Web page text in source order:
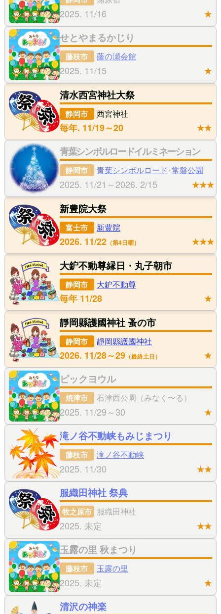
2025. 11/16 ★
せとやまるかじり
藤枝市 藤の瀬会館
2025. 11/15 ★
清水西宮神社大祭
静岡市 西宮神社
毎年. 11/19～20 ★★
青葉シンボルロードイルミネーション
静岡市 青葉シンボルロード ･常磐公園
2025. 11/21～2026. 2/15 ★★★
新豊院大祭
富士市 新豊院
2026. 11/22 第4日曜 ★★★
大鈩不動尊縁日・丸子朝市
静岡市 大鈩不動尊
毎年 11/28 ★
靜岡縣護國神社 蚤の市
静岡市 靜岡縣護國神社
2026. 11/28～29 最終土日 ★
ピックヨウル
焼津市 石津西公園（みなく〜る）
2025. 11/29～30 ★
滝ノ谷不動峡もみじまつり
藤枝市 滝ノ谷不動峡
2025. 11/30 ★★
服織田神社 祭典
牧之原市 服織田神社
2025. 未定 ★★
玉露の里 秋まつり
藤枝市 玉露の里
2025. 未定 ★
清沢の神楽